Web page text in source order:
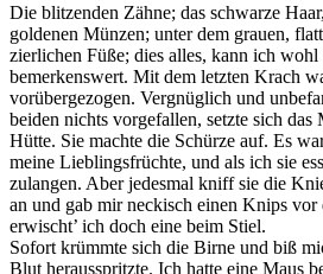
Die blitzenden Zähne; das schwarze
goldenen Münzen; unter dem grauen,
zierlichen Füße; dies alles, kann ich wohl
bemerkenswert. Mit dem letzten Krach
vorübergezogen. Vergnüglich und
beiden nichts vorgefallen, setzte sich
Hütte. Sie machte die Schürze auf. Es
meine Lieblingsfrüchte, und als ich sie
zulangen. Aber jedesmal kniff sie die
an und gab mir neckisch einen Knips vor
erwischt’ ich doch eine beim Stiel.
Sofort krümmte sich die Birne und biß
Blut herausspritzte. Ich hatte eine Maus